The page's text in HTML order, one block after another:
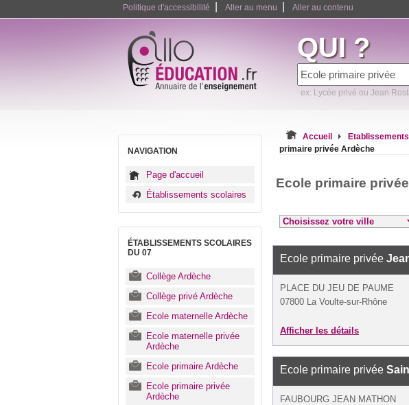
Politique d'accessibilité Aller au menu Aller au contenu
QUI ?
ex: Lycée privé ou Jean
NAVIGATION
Page d'accueil
Établissements scolaires
ÉTABLISSEMENTS SCOLAIRES
DU 07
Collège Ardèche
Collège privé Ardèche
Ecole maternelle Ardèche
Ecole maternelle privée
Ardèche
Ecole primaire Ardèche
Ecole primaire privée
Ardèche
Accueil
primaire privée Ardèche
Ecole primaire
Ecole primaire privée
PLACE DU JEU DE PAUME
07800 La Voulte-sur-Rhône
Afficher les détails
Ecole primaire privée
FAUBOURG JEAN MATHON